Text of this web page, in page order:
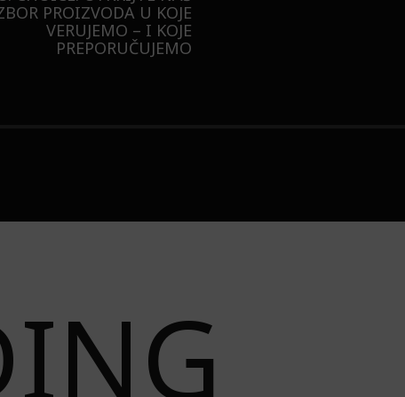
RADNJI U GALERIJI – I
NAJPOŽELJNIJU
JAKNU NA 3 NAČINA